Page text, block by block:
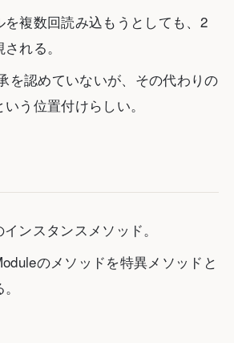
を複数回読み込もうとしても、2
れる。
を認めていないが、その代わりの
う位置付けらしい。
ンスタンスメソッド。
のメソッドを特異メソッドと